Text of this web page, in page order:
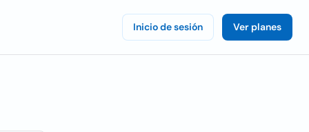
Inicio de sesión Ver planes